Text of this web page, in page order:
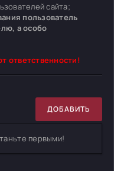
сайта;
пользователь
а особо
ответственности!
ДОБАВИТЬ
первыми!